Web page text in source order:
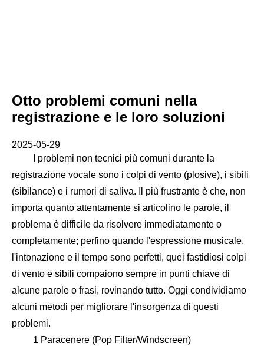
Otto problemi comuni nella
registrazione e le loro soluzioni
2025-05-29
I problemi non tecnici più comuni durante la
registrazione vocale sono i colpi di vento (plosive), i sibili
(sibilance) e i rumori di saliva. Il più frustrante è che, non
importa quanto attentamente si articolino le parole, il
problema è difficile da risolvere immediatamente o
completamente; perfino quando l'espressione musicale,
l'intonazione e il tempo sono perfetti, quei fastidiosi colpi
di vento e sibili compaiono sempre in punti chiave di
alcune parole o frasi, rovinando tutto. Oggi condividiamo
alcuni metodi per migliorare l'insorgenza di questi
problemi.
1 Paracenere (Pop Filter/Windscreen)